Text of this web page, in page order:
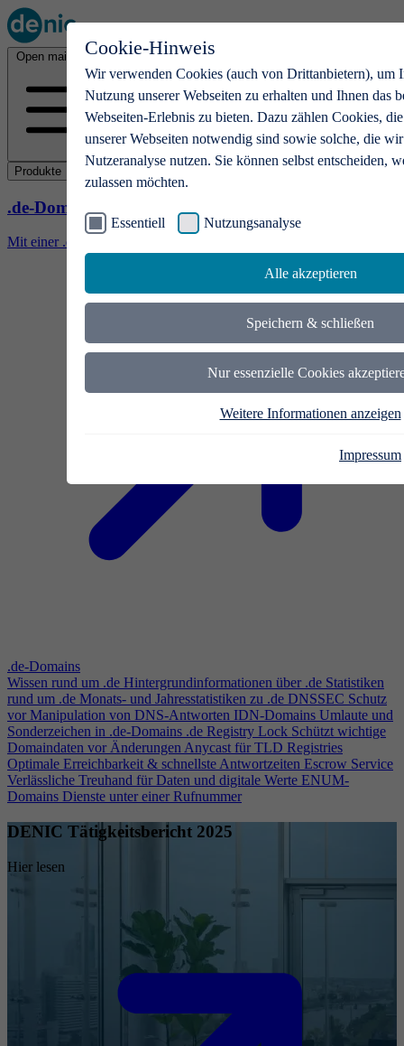
Cookie-Hinweis
Wir verwenden Cookies (auch von Drittanbietern), um
Nutzung unserer Webseiten zu erhalten und Ihnen das
Webseiten-Erlebnis zu bieten. Dazu zählen Cookies,
unserer Webseiten notwendig sind sowie solche, die
Nutzeranalyse nutzen. Sie können selbst entscheiden,
zulassen möchten.
Essentiell Nutzungsanalyse
Alle akzeptieren
Speichern & schließen
Nur essenzielle Cookies
Weitere Informationen anzeigen
Impressum
Open main menu
Produkte
.de-Domains
Mit einer .de-Domain erhalten Ideen eine Bühne
.de-Domains
Wissen rund um .de Hintergrundinformationen über .de Statistiken
rund um .de Monats- und Jahresstatistiken zu .de DNSSEC Schutz
vor Manipulation von DNS-Antworten IDN-Domains Umlaute und
Sonderzeichen in .de-Domains .de Registry Lock Schützt wichtige
Domaindaten vor ÄnderungenAnycast für TLD Registries
Optimale Erreichbarkeit & schnellste Antwortzeiten Escrow Service
Verlässliche Treuhand für Daten und digitale Werte ENUM-
Domains Dienste unter einer Rufnummer
DENIC Tätigkeitsbericht 2025
Hier lesen